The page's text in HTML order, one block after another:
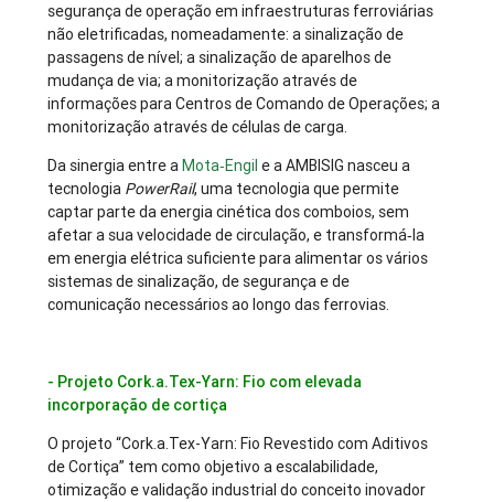
segurança de operação em infraestruturas ferroviárias
não eletrificadas, nomeadamente: a sinalização de
passagens de nível; a sinalização de aparelhos de
mudança de via; a monitorização através de
informações para Centros de Comando de Operações; a
monitorização através de células de carga.
Da sinergia entre a Mota‐Engil e a AMBISIG nasceu a
tecnologia PowerRail, uma tecnologia que permite
captar parte da energia cinética dos comboios, sem
afetar a sua velocidade de circulação, e transformá‐la
em energia elétrica suficiente para alimentar os vários
sistemas de sinalização, de segurança e de
comunicação necessários ao longo das ferrovias.
- Projeto Cork.a.Tex-Yarn: Fio com elevada
incorporação de cortiça
O projeto “Cork.a.Tex-Yarn: Fio Revestido com Aditivos
de Cortiça” tem como objetivo a escalabilidade,
otimização e validação industrial do conceito inovador